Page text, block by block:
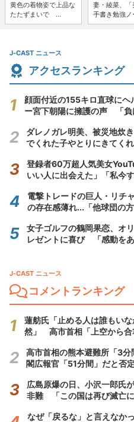
黄色の着物姿で上品な
たたずまいで ...
妻・綾菜、「
手書き勉強ノ
J-CAST ニュース
アクセスランキング
顔面付近の155キロ直球に
ー宮下朝陽に擁護の声 「負
ダレノガレ明美、被災地炊
でくれた子やとりにきてく
登録者60万超人気美女
いい人に出会えた」「私今
電撃トレードの巨人・リチ
の存在感薄れ...「他球団の
女子ゴルフの鶴岡果恋、オ
レゼントに喜び 「感動をあ
J-CAST ニュース
コメントランキング
蓮舫氏「止める人は誰もい
然」 高市首相「上空から合
高市首相の熊本避難所「3
閣広報官「51分間」だと否定
広島原爆の日、小沢一郎氏
非難 「この国は再び滅亡に
なぜ「戻るな」と言えなか